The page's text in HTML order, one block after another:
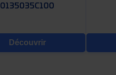
0135035C100
Découvrir